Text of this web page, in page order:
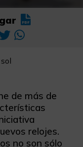
de más de
relojes.
no son sólo